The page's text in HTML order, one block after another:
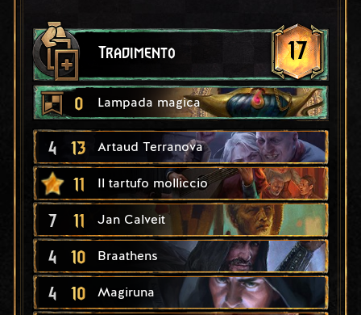
Tradimento 17
0 Lampada magica
4 13 Artaud Terranova
11 Il tartufo molliccio
7 11 Jan Calveit
4 10 Braathens
4 10 Magiruna